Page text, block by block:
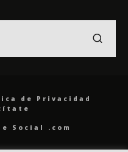
de Privacidad
Social .com